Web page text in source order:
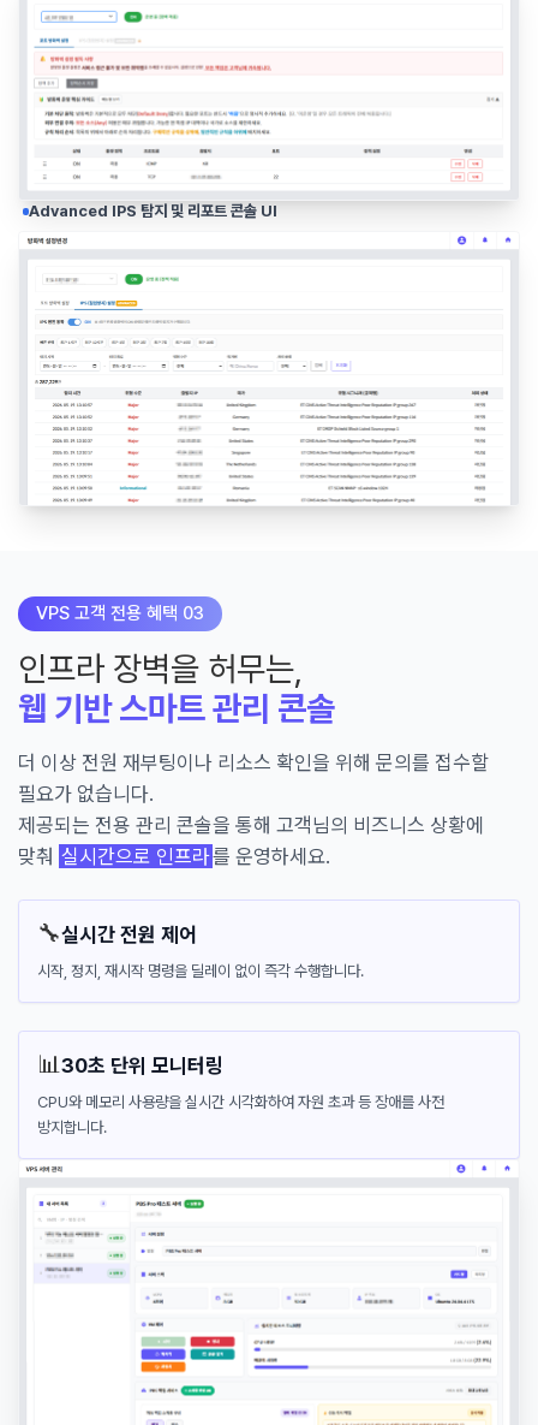
Advanced IPS 탐지 및 리포트 콘솔 UI
VPS 고객 전용 혜택 03
인프라 장벽을 허무는,
웹 기반 스마트 관리 콘솔
더 이상 전원 재부팅이나 리소스 확인을 위해 문의를 접수할
필요가 없습니다.
제공되는 전용 관리 콘솔을 통해 고객님의 비즈니스 상황에
맞춰 실시간으로 인프라를 운영하세요.
🔧실시간 전원 제어
시작, 정지, 재시작 명령을 딜레이 없이 즉각 수행합니다.
📊30초 단위 모니터링
CPU와 메모리 사용량을 실시간 시각화하여 자원 초과 등 장애를 사전
방지합니다.